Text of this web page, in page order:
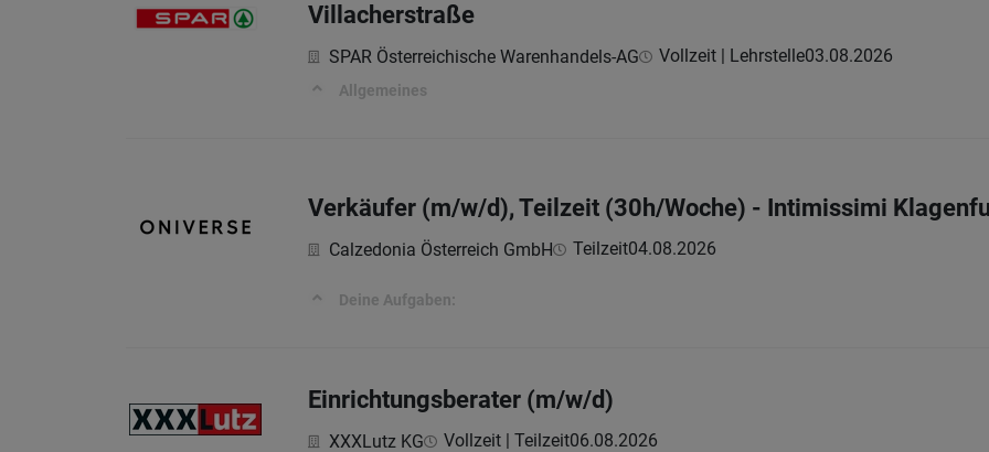
Villacherstraße
SPAR Österreichische Warenhandels-AG Vollzeit | Lehrstelle03.08.2026
Allgemeines
Verkäufer (m/w/d), Teilzeit (30h/Woche) - Intimissimi
Calzedonia Österreich GmbH Teilzeit04.08.2026
Deine Aufgaben:
Einrichtungsberater (m/w/d)
XXXLutz KG Vollzeit | Teilzeit06.08.2026